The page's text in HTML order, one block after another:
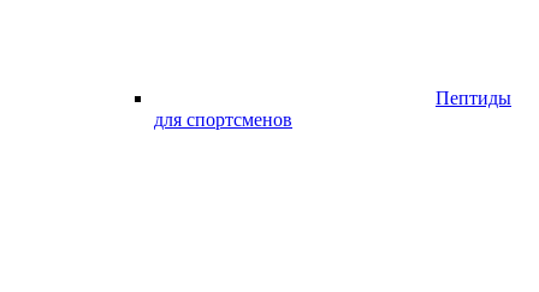
Пептиды
для спортсменов